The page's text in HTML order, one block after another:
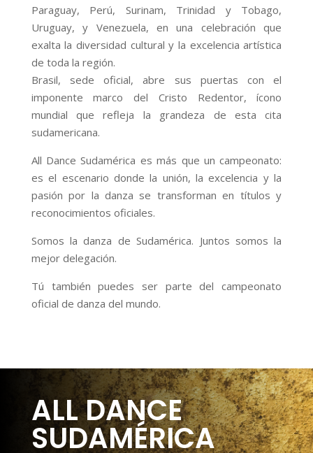
Paraguay, Perú, Surinam, Trinidad y Tobago,
Uruguay, y Venezuela, en una celebración que
exalta la diversidad cultural y la excelencia artística
de toda la región.
Brasil, sede oficial, abre sus puertas con el
imponente marco del Cristo Redentor, ícono
mundial que refleja la grandeza de esta cita
sudamericana.
All Dance Sudamérica es más que un campeonato:
es el escenario donde la unión, la excelencia y la
pasión por la danza se transforman en títulos y
reconocimientos oficiales.
Somos la danza de Sudamérica. Juntos somos la
mejor delegación.
Tú también puedes ser parte del campeonato
oficial de danza del mundo.
ALL DANCE
SUDAMÉRICA